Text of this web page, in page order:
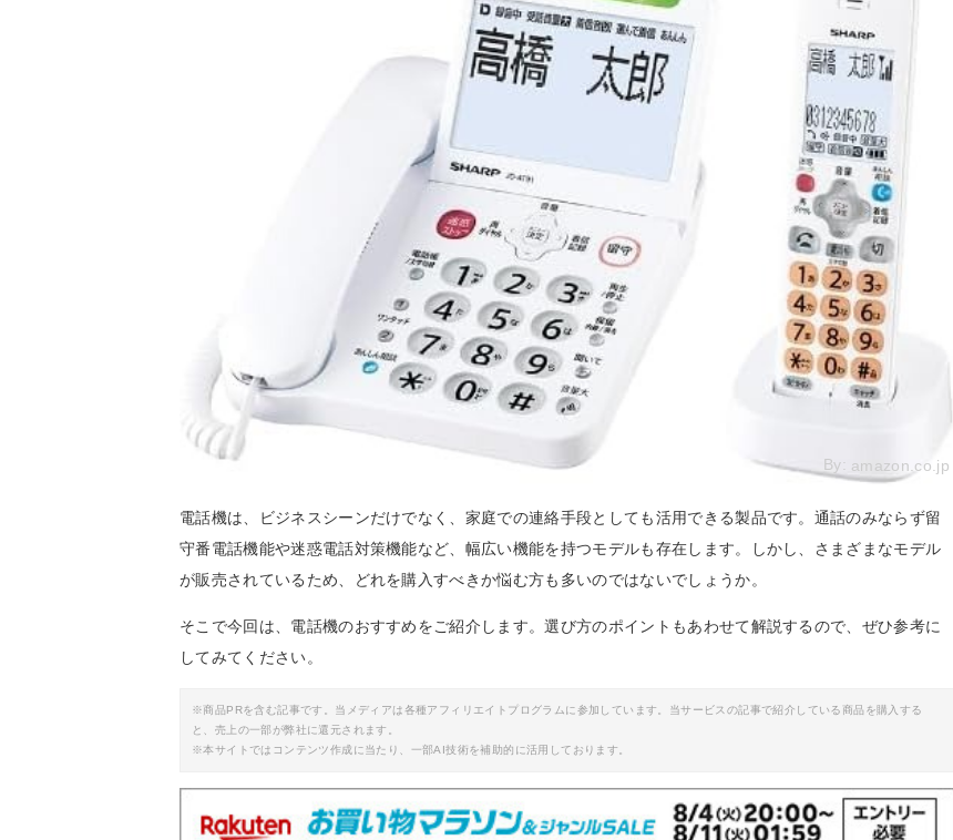
By: amazon.co.jp
電話機は、ビジネスシーンだけでなく、家庭での連絡手段としても活用できる製品です。通話のみならず留
守番電話機能や迷惑電話対策機能など、幅広い機能を持つモデルも存在します。しかし、さまざまなモデル
が販売されているため、どれを購入すべきか悩む方も多いのではないでしょうか。
そこで今回は、電話機のおすすめをご紹介します。選び方のポイントもあわせて解説するので、ぜひ参考に
してみてください。
※商品PRを含む記事です。当メディアは各種アフィリエイトプログラムに参加しています。当サービスの記事で紹介している商品を購入する
と、売上の一部が弊社に還元されます。
※本サイトではコンテンツ作成に当たり、一部AI技術を補助的に活用しております。